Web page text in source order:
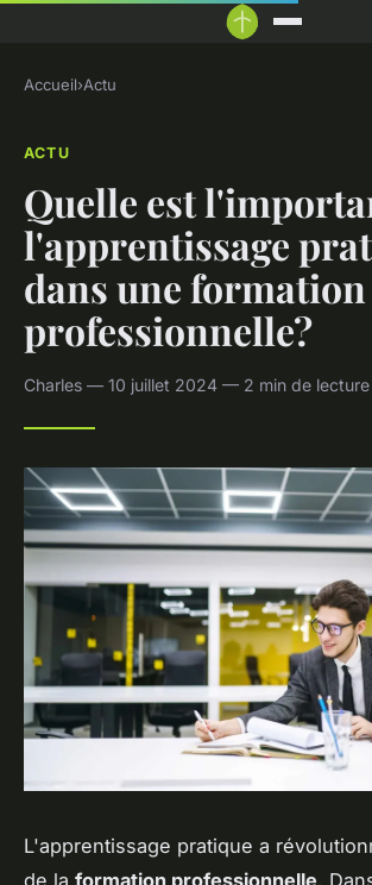
Accueil›Actu
ACTU
Quelle est
l'apprentissage
dans une formation
professionnelle?
Charles — 10 juillet 2024 — 2 min de lecture
L'apprentissage pratique a
de la formation professionnelle.